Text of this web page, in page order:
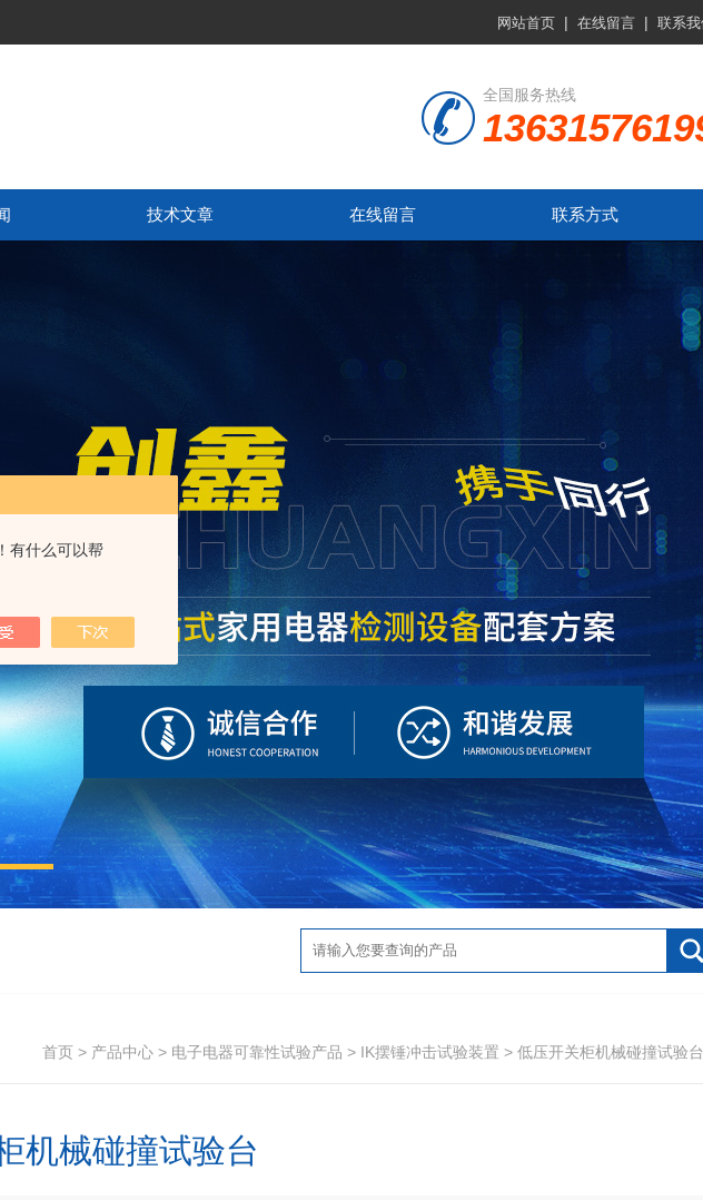
有什么可以帮
网站首页 | 在线留言 | 联系
全国服务热线
技术文章 在线留言 联系方式
首页 > 产品中心 > 电子电器可靠性试验产品 > IK摆锤冲击试验装置 > 低压开关柜机械碰撞试验台
机械碰撞试验台